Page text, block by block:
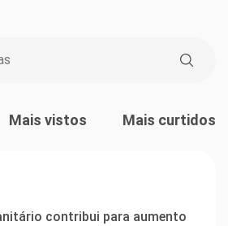
Mais vistos Mais curtidos
contribui para aumento